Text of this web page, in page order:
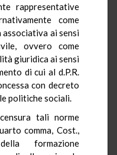
rappresentative
come
ai sensi
ovvero come
giuridica ai sensi
di cui al d.P.R.
con decreto
politiche sociali.
tali norme
comma, Cost.,
formazione